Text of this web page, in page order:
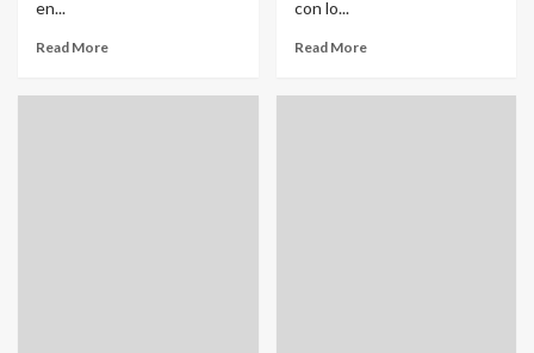
en...
Read More
con lo...
Read More